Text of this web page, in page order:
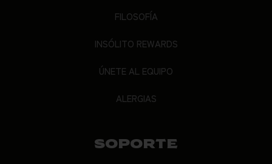
FILOSOFÍA
INSÓLITO REWARDS
ÚNETE AL EQUIPO
ALERGIAS
SOPORTE